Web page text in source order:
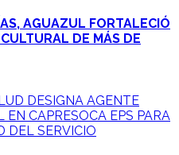
AGUAZUL FORTALECIÓ
DE MÁS DE
DESIGNA AGENTE
EN CAPRESOCA EPS PARA
DEL SERVICIO